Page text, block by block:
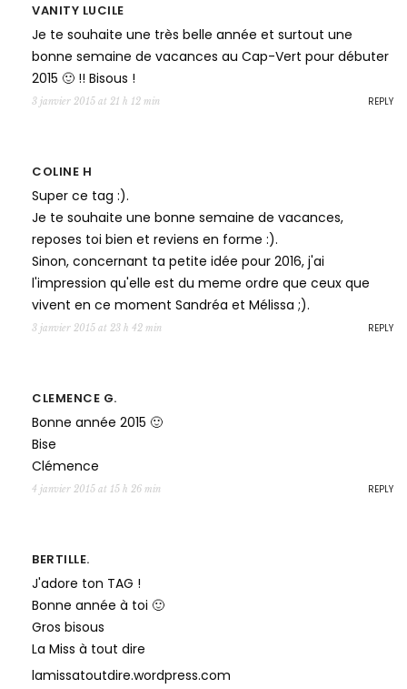
VANITY LUCILE
Je te souhaite une très belle année et surtout une
bonne semaine de vacances au Cap-Vert pour débuter
2015 🙂 !! Bisous !
3 janvier 2015 at 21 h 12 min REPLY
COLINE H
Super ce tag :).
Je te souhaite une bonne semaine de vacances,
reposes toi bien et reviens en forme :).
Sinon, concernant ta petite idée pour 2016, j'ai
l'impression qu'elle est du meme ordre que ceux que
vivent en ce moment Sandréa et Mélissa ;).
3 janvier 2015 at 23 h 42 min REPLY
CLEMENCE G.
Bonne année 2015 🙂
Bise
Clémence
4 janvier 2015 at 15 h 26 min REPLY
BERTILLE.
J'adore ton TAG !
Bonne année à toi 🙂
Gros bisous
La Miss à tout dire
lamissatoutdire.wordpress.com